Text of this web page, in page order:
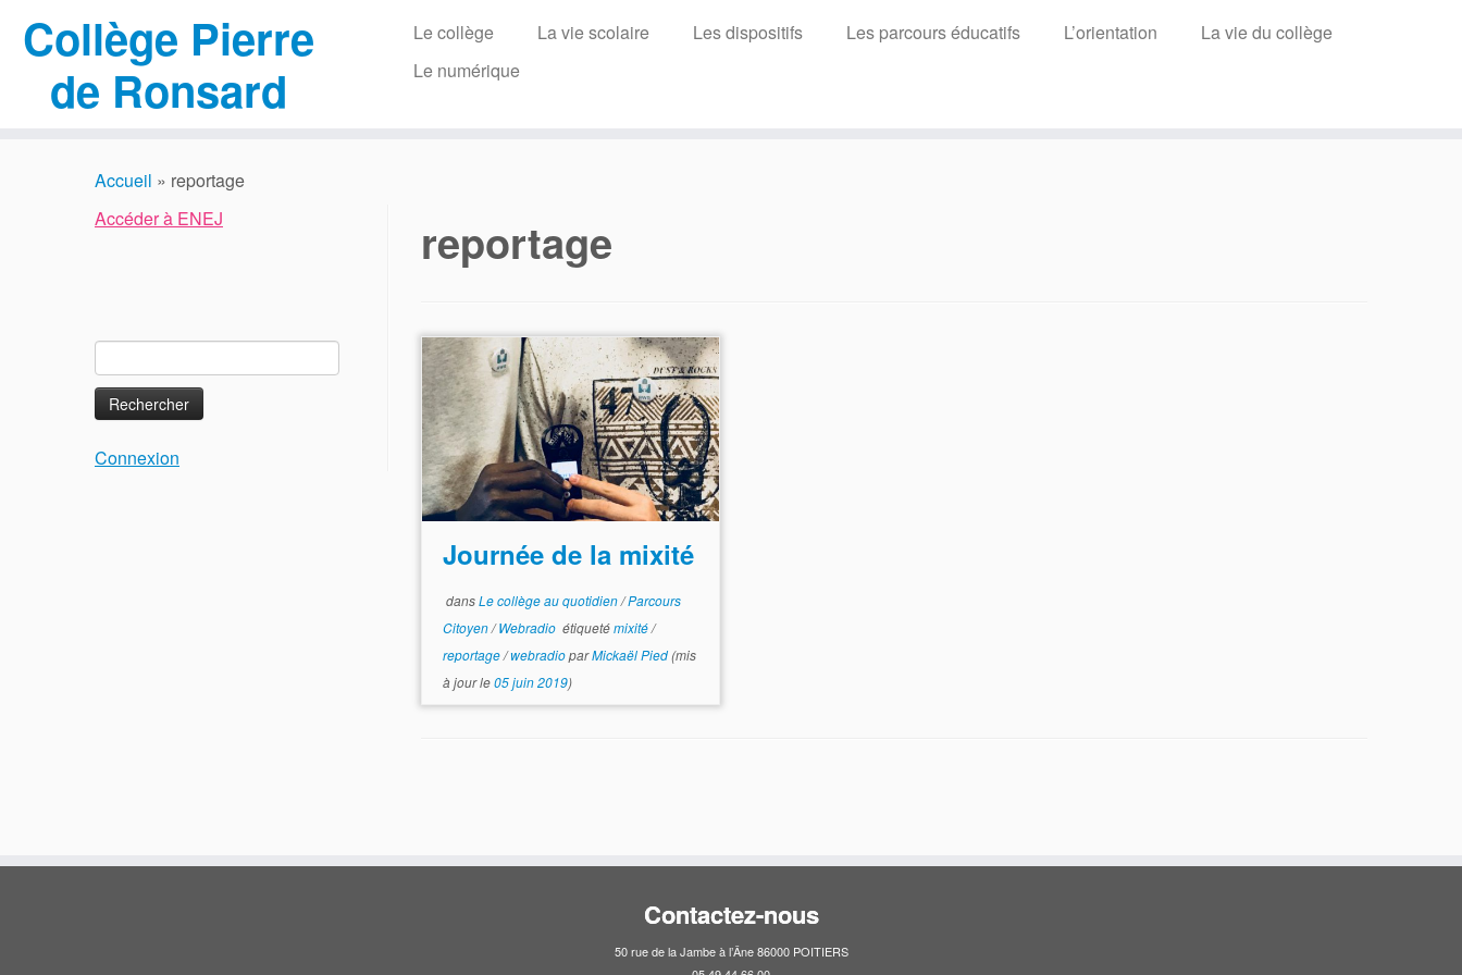
Collège Pierre
de Ronsard
Le collège La vie scolaire Les dispositifs Les parcours éducatifs L’orientation
La vie du collège
Le numérique
Accueil » reportage
Accéder à ENEJ
Connexion
reportage
Journée de la mixité
dansLe collège au quotidien/Parcours
Citoyen/Webradio étiquetémixité/
reportage/webradioparMickaël Pied(mis
à jour le05 juin 2019)
Contactez-nous
50 rue de la Jambe à l’Âne 86000 POITIERS